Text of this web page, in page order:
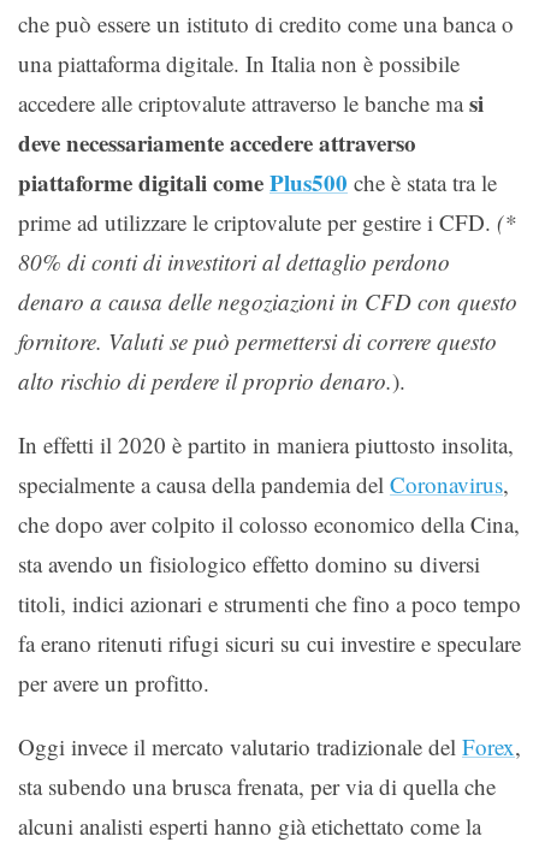
che può essere un istituto di credito come una banca o
una piattaforma digitale. In Italia non è possibile
accedere alle criptovalute attraverso le banche masi
deve necessariamente accedere attraverso
piattaforme digitali comePlus500 che è stata tra le
prime ad utilizzare le criptovalute per gestire i CFD. (*
80% di conti di investitori al dettaglio perdono
denaro a causa delle negoziazioni in CFD con questo
fornitore. Valuti se può permettersi di correre questo
alto rischio di perdere il proprio denaro.).
In effetti il 2020 è partito in maniera piuttosto insolita,
specialmente a causa della pandemia del Coronavirus,
che dopo aver colpito il colosso economico della Cina,
sta avendo un fisiologico effetto domino su diversi
titoli, indici azionari e strumenti che fino a poco tempo
fa erano ritenuti rifugi sicuri su cui investire e speculare
per avere un profitto.
Oggi invece il mercato valutario tradizionale del Forex,
sta subendo una brusca frenata, per via di quella che
alcuni analisti esperti hanno già etichettato come la